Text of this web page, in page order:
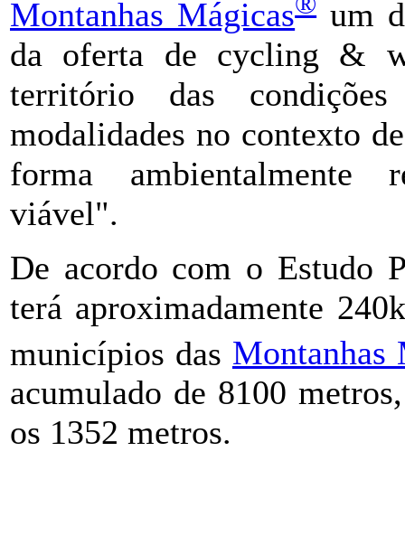
Montanhas Mágicas um
da oferta de cycling &
território das
modalidades no contexto
forma ambientalmente
viável".
De acordo com o Estudo
terá aproximadamente
municípios das Montanhas
acumulado de 8100
os 1352 metros.